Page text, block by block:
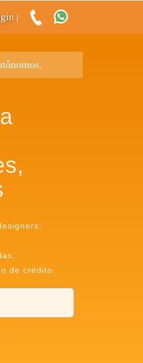
de crédito.